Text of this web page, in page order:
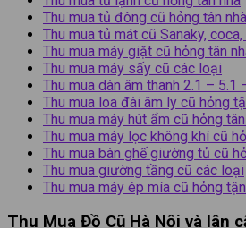
Thu mua tủ đông cũ hỏng tân nhà
Thu mua tủ mát cũ Sanaky,
Thu mua máy giặt cũ hỏng tân
Thu mua máy sấy cũ các loại
Thu mua dàn âm thanh 2.1 –
Thu mua loa đài âm ly cũ hỏng
Thu mua máy hút ẩm cũ hỏng
Thu mua máy lọc không khí cũ
Thu mua bàn ghế giường tủ cũ
Thu mua giường tầng cũ các loại
Thu mua máy ép mía cũ hỏng
Thu Mua Đồ Cũ Hà Nội và lân